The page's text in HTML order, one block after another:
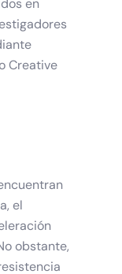
en
Creative
el
obstante,